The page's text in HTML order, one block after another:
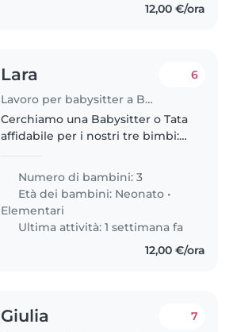
12,00 €/ora
Lara
Lavoro per babysitter a Bologna
6
Cerchiamo una Babysitter o Tata
affidabile per i nostri tre bimbi:
curiosi, adorano giocare e
imparare. Preferiamo una figura..
Numero di bambini: 3
Età dei bambini: Neonato •
Elementari
Ultima attività: 1 settimana fa
12,00 €/ora
Giulia 7